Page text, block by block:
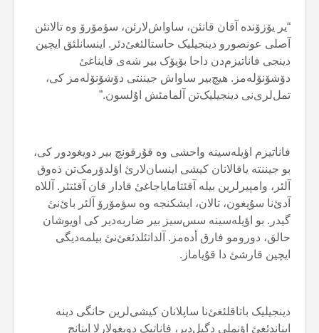
“یر یۆزۆندە آقان قانئن، ساواش‌لارئن، سؤمۆرۆ وە تالانئن
آصلی عونصورو دینجیلیک حاستالئغئ‌دئر. اینسانلئق ایچین
دینجی فاناتیزم‌دن داحا بۆیۆک بیر شەی قایناغئ
دۆشۆنۆلەمز. هیچ‌بیر ساواش جیننتی دۆشۆنۆلەمز کی،
تمل‌لری‌نی دینجیلیک‌تن آلمامئش اۇلسون.”
فاناتیزم اؤیلەسینە واحشی وە قۇرقونچ بیر دویغودور کی،
بو جیننتە یاقالانان کیشی اینسان‌لارئ اؤلدۆرمک‌تن ذەوق
آلئر، وامپیرلرین بیلە آقئتامایاجاغئ قادار قان آقئتئر. آللاە
آدئ‌نا سۇیغون، تالان، ایشکنجە وە سؤمۆرۆ آلئر بائ‌نئ
گیدر. بو اؤیلەسینە سس‌سیز بیر ضاربەدیر کی اویوشان
حالق، دورومو فارق أدەمز. آلداتئلدئغئ‌نئ بیلمەدیگی
ایچین قارشئ دا قۇیاماز.
دینجیلیک باتاقلئغئ‌نا ساپلانان کیشی‌لرین حانگی دینە
ایناندئغئ اؤنملی دگیل‌دیر، فاناتیک دویغولارلا اینانچ